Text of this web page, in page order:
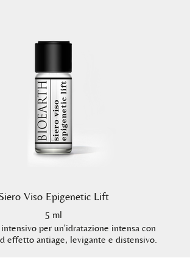
Viso Epigenetic Lift
5 ml
per un'idratazione intensa con
effetto antiage, levigante e distensivo.